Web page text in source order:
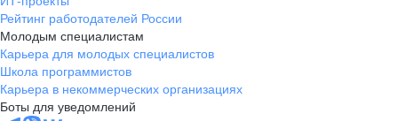
Рейтинг работодателей России
Молодым специалистам
Карьера для молодых специалистов
Школа программистов
Карьера в некоммерческих организациях
Боты для уведомлений